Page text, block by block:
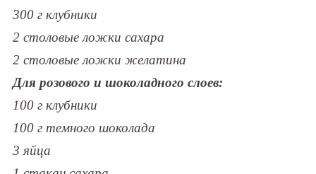
300 г клубники
2 столовые ложки сахара
2 столовые ложки желатина
Для розового и шоколадного слоев:
100 г клубники
100 г темного шоколада
3 яйца